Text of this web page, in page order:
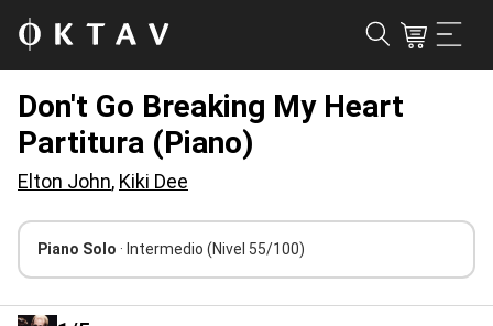
Don't Go Breaking My Heart
Partitura (Piano)
Elton John, Kiki Dee
Piano Solo · Intermedio (Nivel 55/100)